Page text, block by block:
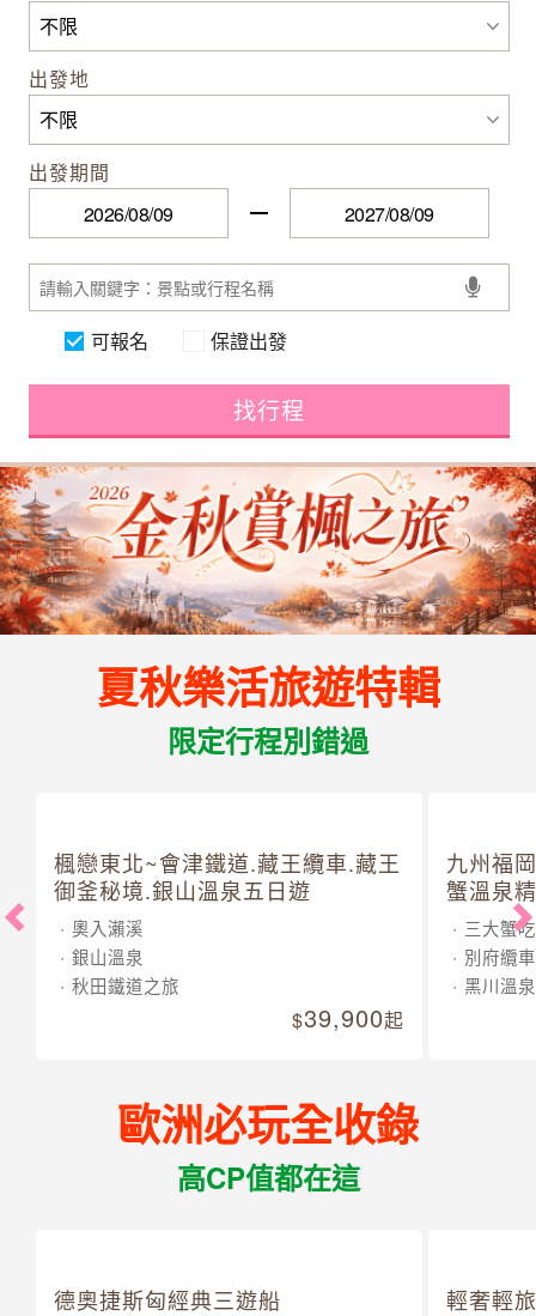
出發地
出發期間
可報名 保證出發
找行程
夏秋樂活旅遊特輯
限定行程別錯過
楓戀東北~會津鐵道.藏王纜車.藏王
御釜秘境.銀山溫泉五日遊
奧入瀨溪
銀山溫泉
秋田鐵道之旅
39,900起
九州福
蟹溫泉
三大蟹
別府纜車
黑川溫泉
歐洲必玩全收錄
高CP值都在這
德奧捷斯匈經典三遊船 輕奢輕